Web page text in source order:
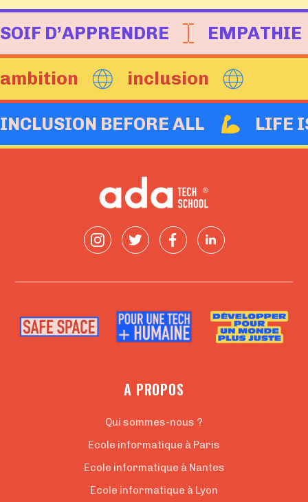
SOIF D’APPRENDRE EMPATHIE
ambition inclusion
INCLUSION BEFORE ALL LIFE
A PROPOS
Qui sommes-nous ?
Ecole informatique à Paris
Ecole informatique à Nantes
Ecole informatique à Lyon